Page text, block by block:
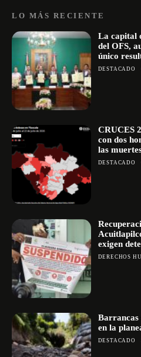
LO MÁS RECIENTE
La capital
del OFS,
único
DESTACADO
CRUCES
con dos
las
DESTACADO
exigen
DERECHOS
Barrancas
en la
DESTACADO